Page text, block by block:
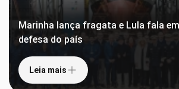
Marinha lança fragata e Lula fala
defesa do país
Leia mais